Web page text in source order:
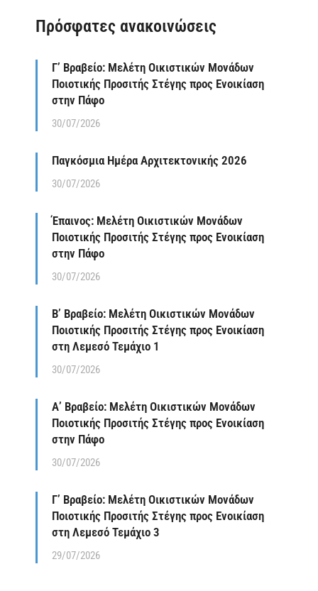
Πρόσφατες ανακοινώσεις
Γ’ Βραβείο: Μελέτη Οικιστικών Μονάδων
Ποιοτικής Προσιτής Στέγης προς Ενοικίαση
στην Πάφο
30/07/2026
Παγκόσμια Ημέρα Αρχιτεκτονικής 2026
30/07/2026
Έπαινος: Μελέτη Οικιστικών Μονάδων
Ποιοτικής Προσιτής Στέγης προς Ενοικίαση
στην Πάφο
30/07/2026
Β’ Βραβείο: Μελέτη Οικιστικών Μονάδων
Ποιοτικής Προσιτής Στέγης προς Ενοικίαση
στη Λεμεσό Τεμάχιο 1
30/07/2026
Α’ Βραβείο: Μελέτη Οικιστικών Μονάδων
Ποιοτικής Προσιτής Στέγης προς Ενοικίαση
στην Πάφο
30/07/2026
Γ’ Βραβείο: Μελέτη Οικιστικών Μονάδων
Ποιοτικής Προσιτής Στέγης προς Ενοικίαση
στη Λεμεσό Τεμάχιο 3
29/07/2026